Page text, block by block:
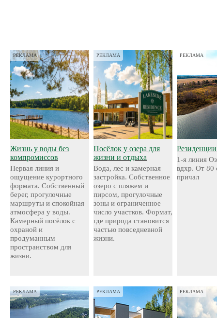
РЕКЛАМА
Жизнь у воды без
компромиссов
Первая линия и
ощущение курортного
формата. Собственный
берег, прогулочные
маршруты и спокойная
атмосфера у воды.
Камерный посёлок с
охраной и
продуманным
пространством для
жизни.
РЕКЛАМА
Посёлок у озера для
жизни и отдыха
Вода, лес и камерная
застройка. Собственное
озеро с пляжем и
пирсом, прогулочные
зоны и ограниченное
число участков. Формат,
где природа становится
частью повседневной
жизни.
РЕКЛАМА
1-я линия
вдхр. От 80
причал
РЕКЛАМА РЕКЛАМА РЕКЛАМА